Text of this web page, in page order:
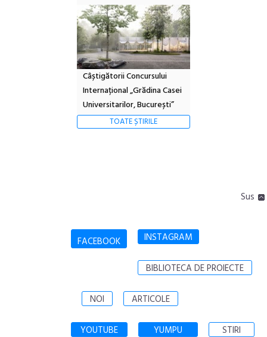
Câștigătorii Concursului
Internațional „Grădina Casei
Universitarilor, București”
TOATE ȘTIRILE
Sus
FACEBOOK INSTAGRAM
BIBLIOTECA DE PROIECTE
NOI ARTICOLE
YOUTUBE YUMPU STIRI